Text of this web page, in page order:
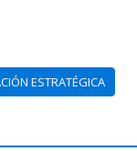
ESTRATÉGICA